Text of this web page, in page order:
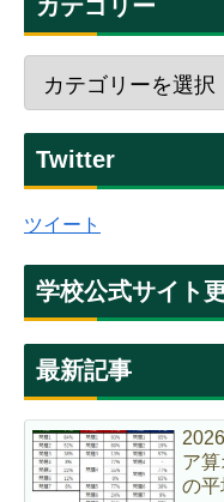
カテゴリー
Twitter
ツイート
学校公式サイト
最新記事
ア
の